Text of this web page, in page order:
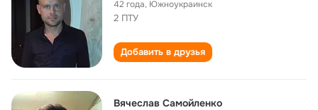
42 года, Южноукраинск
2 ПТУ
Добавить в друзья
Вячеслав Самойленко